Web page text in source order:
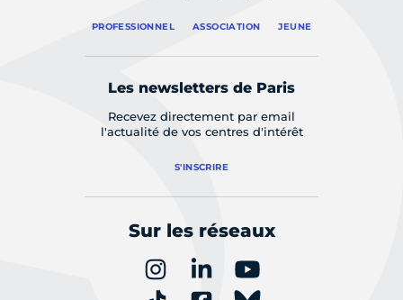
PROFESSIONNEL ASSOCIATION JEUNE
Les newsletters de Paris
Recevez directement par email
l'actualité de vos centres d'intérêt
S'INSCRIRE
Sur les réseaux